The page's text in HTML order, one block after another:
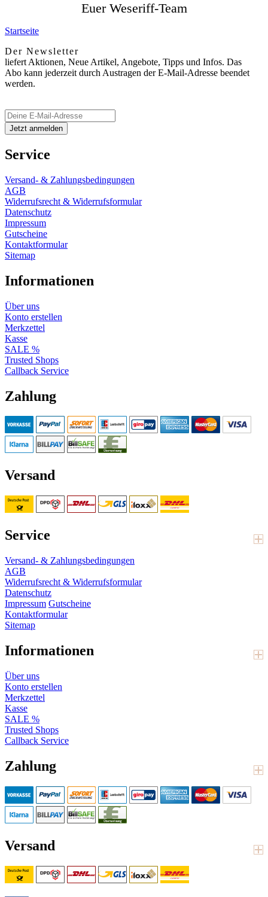
Euer Weseriff-Team
Startseite
Der Newsletter
liefert Aktionen, Neue Artikel, Angebote, Tipps und Infos. Das
Abo kann jederzeit durch Austragen der E-Mail-Adresse beendet
werden.
Service
Versand- & Zahlungsbedingungen
AGB
Widerrufsrecht & Widerrufsformular
Datenschutz
Impressum
Gutscheine
Kontaktformular
Sitemap
Informationen
Über uns
Konto erstellen
Merkzettel
Kasse
SALE %
Trusted Shops
Callback Service
Zahlung
Versand
Service
Versand- & Zahlungsbedingungen
AGB
Widerrufsrecht & Widerrufsformular
Datenschutz
Impressum Gutscheine
Kontaktformular
Sitemap
Informationen
Über uns
Konto erstellen
Merkzettel
Kasse
SALE %
Trusted Shops
Callback Service
Zahlung
Versand